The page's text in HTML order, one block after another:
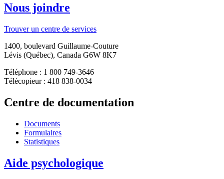
Nous joindre
Trouver un centre de services
1400, boulevard Guillaume-Couture
Lévis (Québec), Canada G6W 8K7
Téléphone : 1 800 749-3646
Télécopieur : 418 838-0034
Centre de documentation
Documents
Formulaires
Statistiques
Aide psychologique